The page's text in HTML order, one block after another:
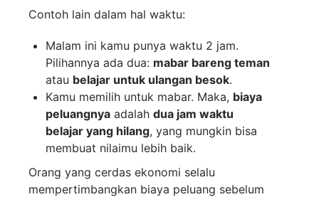
Contoh lain dalam hal waktu:
Malam ini kamu punya waktu 2 jam.
Pilihannya ada dua: mabar bareng teman
atau belajar untuk ulangan besok.
Kamu memilih untuk mabar. Maka, biaya
peluangnya adalah dua jam waktu
belajar yang hilang, yang mungkin bisa
membuat nilaimu lebih baik.
Orang yang cerdas ekonomi selalu
mempertimbangkan biaya peluang sebelum